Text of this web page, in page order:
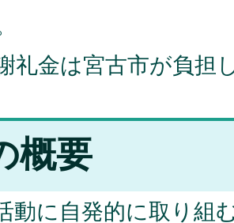
礼金は宮古市が負担
概要
動に自発的に取り組